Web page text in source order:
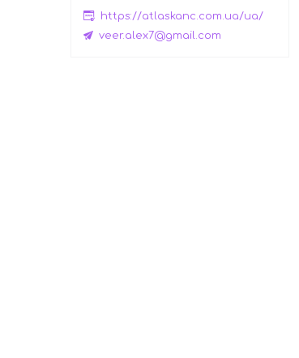
https://atlaskanc.com.ua/ua/
veer.alex7@gmail.com